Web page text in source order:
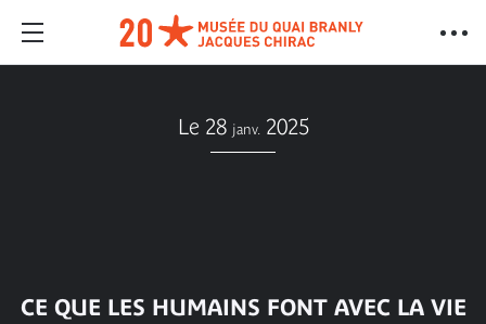
Le 28 janv. 2025
CE QUE LES HUMAINS FONT AVEC LA VIE